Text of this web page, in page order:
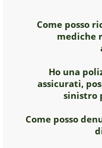
Come posso
mediche
Ho una
assicurati,
sinistro
Come posso